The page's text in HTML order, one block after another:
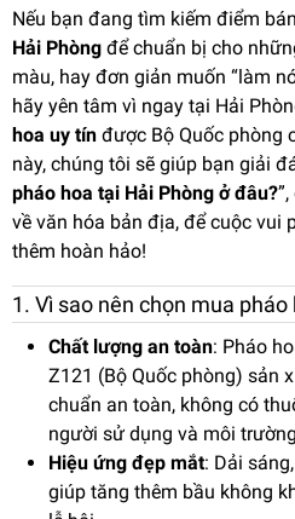
Nếu bạn đang tìm kiếm điểm
Hải Phòng để chuẩn bị cho
màu, hay đơn giản muốn “làm
hãy yên tâm vì ngay tại Hải
hoa uy tín được Bộ Quốc phòng
này, chúng tôi sẽ giúp bạn giải
pháo hoa tại Hải Phòng ở đâu?
về văn hóa bản địa, để cuộc vui
thêm hoàn hảo!
1. Vì sao nên chọn mua pháo
Chất lượng an toàn: Pháo
Z121 (Bộ Quốc phòng) sản
chuẩn an toàn, không có
người sử dụng và môi
Hiệu ứng đẹp mắt: Dải
giúp tăng thêm bầu không